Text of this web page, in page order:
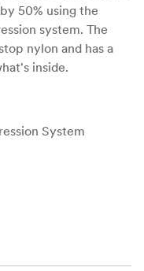
50% using the
system. The
nylon and has a
inside.
System